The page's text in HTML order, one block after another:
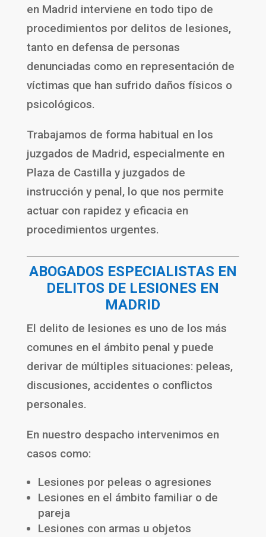
en Madrid interviene en todo tipo de
procedimientos por delitos de lesiones,
tanto en defensa de personas
denunciadas como en representación de
víctimas que han sufrido daños físicos o
psicológicos.
Trabajamos de forma habitual en los
juzgados de Madrid, especialmente en
Plaza de Castilla y juzgados de
instrucción y penal, lo que nos permite
actuar con rapidez y eficacia en
procedimientos urgentes.
ABOGADOS ESPECIALISTAS EN
DELITOS DE LESIONES EN
MADRID
El delito de lesiones es uno de los más
comunes en el ámbito penal y puede
derivar de múltiples situaciones: peleas,
discusiones, accidentes o conflictos
personales.
En nuestro despacho intervenimos en
casos como:
Lesiones por peleas o agresiones
Lesiones en el ámbito familiar o de
pareja
Lesiones con armas u objetos